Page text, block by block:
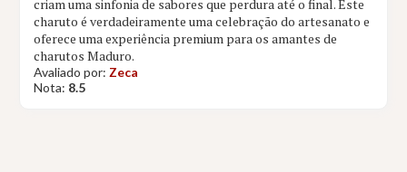
criam uma sinfonia de sabores que perdura até o final. Este
charuto é verdadeiramente uma celebração do artesanato e
oferece uma experiência premium para os amantes de
charutos Maduro.
Avaliado por: Zeca
Nota: 8.5